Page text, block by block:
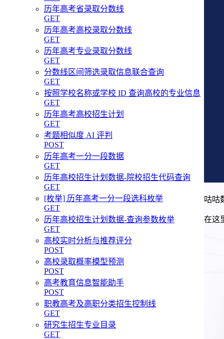
历年高考省录取分数线
GET
历年高考高校录取分数线
GET
历年高考专业录取分数线
GET
分数线区间筛选录取信息联合查询
GET
按照学校名称或学校 ID 查询高校的专业信息
GET
历年高考高校招生计划
GET
考题相似度 AI 评判
POST
历年高考一分一段数据
GET
历年高校招生计划数据-院校招生代码查询
GET
[枚举] 历年高考一分一段选科枚举
GET
历年高校招生计划数据-查询参数枚举
GET
高校实时分析与推荐评分
POST
高校录取概率模型预测
POST
高考教育信息智能助手
POST
职教高考及高职分类招生控制线
GET
研究生招生专业目录
GET
咕咕
在这